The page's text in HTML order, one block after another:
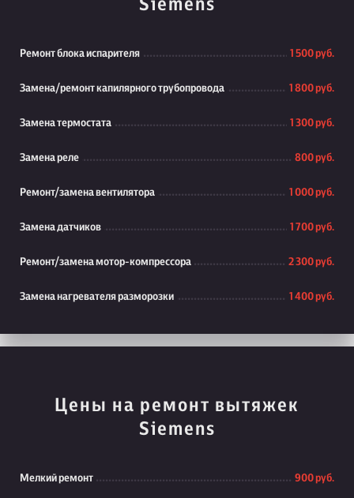
Siemens
Ремонт блока испарителя 1 500 руб.
Замена/ремонт капилярного трубопровода 1 800 руб.
Замена термостата 1 300 руб.
Замена реле 800 руб.
Ремонт/замена вентилятора 1 000 руб.
Замена датчиков 1 700 руб.
Ремонт/замена мотор-компрессора 2 300 руб.
Замена нагревателя разморозки 1 400 руб.
Цены на ремонт вытяжек
Siemens
Мелкий ремонт 900 руб.